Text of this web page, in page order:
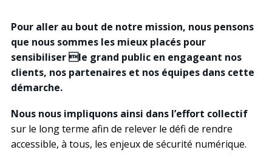
Pour aller au bout de notre mission, nous pensons
que nous sommes les mieux placés pour
sensibiliser le grand public en engageant nos
clients, nos partenaires et nos équipes dans cette
démarche.
Nous nous impliquons ainsi dans l’effort collectif
sur le long terme afin de relever le défi de rendre
accessible, à tous, les enjeux de sécurité numérique.